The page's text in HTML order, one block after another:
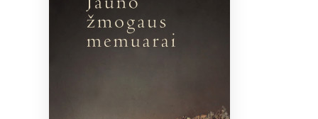
info@elvislab.lt